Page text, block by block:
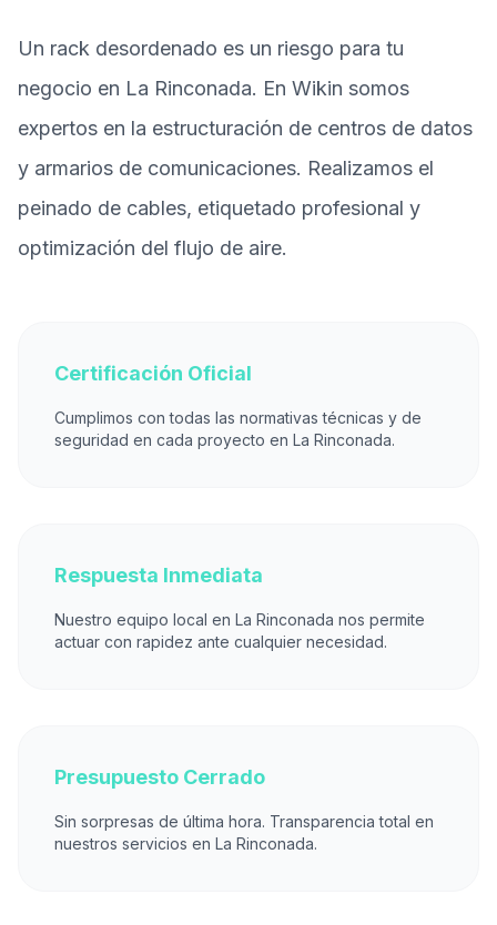
Un rack desordenado es un riesgo para tu
negocio en La Rinconada. En Wikin somos
expertos en la estructuración de centros de datos
y armarios de comunicaciones. Realizamos el
peinado de cables, etiquetado profesional y
optimización del flujo de aire.
Certificación Oficial
Cumplimos con todas las normativas técnicas y de
seguridad en cada proyecto en La Rinconada.
Respuesta Inmediata
Nuestro equipo local en La Rinconada nos permite
actuar con rapidez ante cualquier necesidad.
Presupuesto Cerrado
Sin sorpresas de última hora. Transparencia total en
nuestros servicios en La Rinconada.